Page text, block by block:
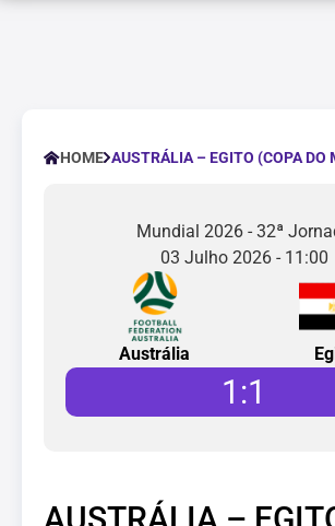
HOME AUSTRÁLIA – EGITO (COPA DO
Mundial 2026 - 32ª
03 Julho 2026 - 11:00
Austrália
1 :1